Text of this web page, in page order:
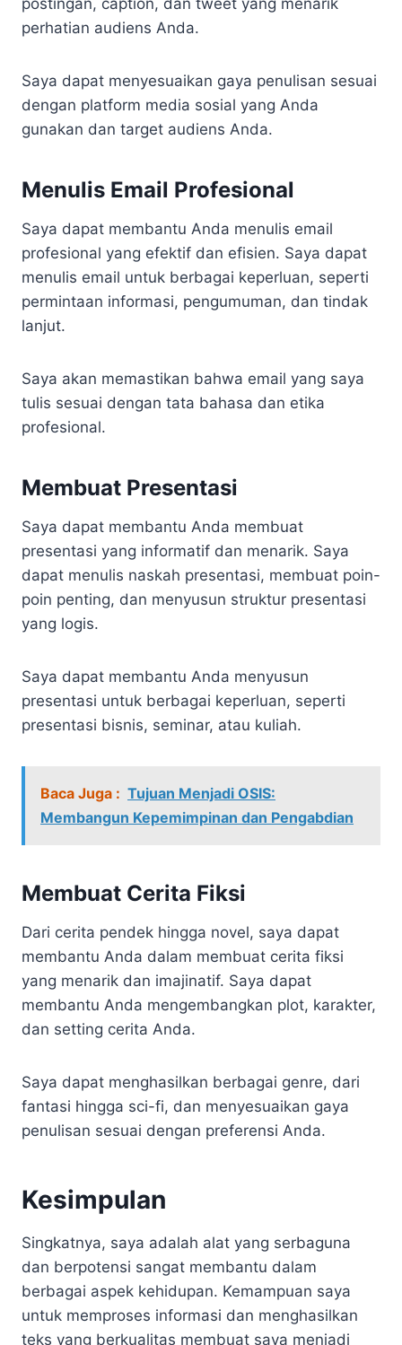
perhatian audiens Anda.
Saya dapat menyesuaikan gaya penulisan sesuai
dengan platform media sosial yang Anda
gunakan dan target audiens Anda.
Menulis Email Profesional
Saya dapat membantu Anda menulis email
profesional yang efektif dan efisien. Saya dapat
menulis email untuk berbagai keperluan, seperti
permintaan informasi, pengumuman, dan tindak
lanjut.
Saya akan memastikan bahwa email yang saya
tulis sesuai dengan tata bahasa dan etika
profesional.
Membuat Presentasi
Saya dapat membantu Anda membuat
presentasi yang informatif dan menarik. Saya
dapat menulis naskah presentasi, membuat poin-
poin penting, dan menyusun struktur presentasi
yang logis.
Saya dapat membantu Anda menyusun
presentasi untuk berbagai keperluan, seperti
presentasi bisnis, seminar, atau kuliah.
Baca Juga : Tujuan Menjadi OSIS:
Membangun Kepemimpinan dan Pengabdian
Membuat Cerita Fiksi
Dari cerita pendek hingga novel, saya dapat
membantu Anda dalam membuat cerita fiksi
yang menarik dan imajinatif. Saya dapat
membantu Anda mengembangkan plot, karakter,
dan setting cerita Anda.
Saya dapat menghasilkan berbagai genre, dari
fantasi hingga sci-fi, dan menyesuaikan gaya
penulisan sesuai dengan preferensi Anda.
Kesimpulan
Singkatnya, saya adalah alat yang serbaguna
dan berpotensi sangat membantu dalam
berbagai aspek kehidupan. Kemampuan saya
untuk memproses informasi dan menghasilkan
teks yang berkualitas membuat saya menjadi